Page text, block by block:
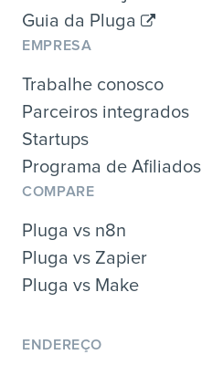
Guia da Pluga
EMPRESA
Trabalhe conosco
Parceiros integrados
Startups
Programa de Afiliados
COMPARE
Pluga vs n8n
Pluga vs Zapier
Pluga vs Make
ENDEREÇO